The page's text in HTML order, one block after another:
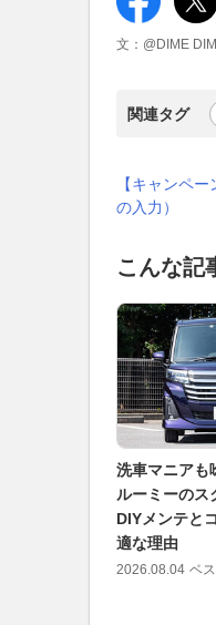
文：@DIME
関連タグ
【キャンペ
の入力）
こんな記
洗車マニア
ルーミーのス
DIYメンテと
適な理由
2026.08.04 ベ